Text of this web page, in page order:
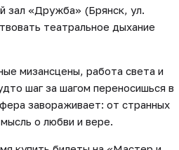
зал «Дружба» (Брянск, ул.
театральное дыхание
мизансцены, работа света и
шаг за шагом переносишься в
завораживает: от странных
о любви и вере.